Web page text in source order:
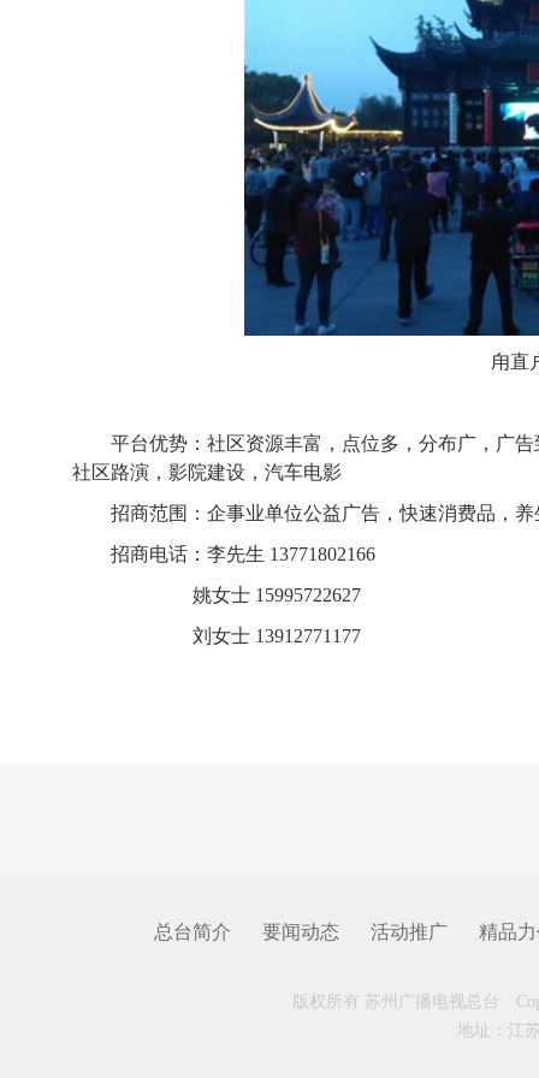
甪直
平台优势：社区资源丰富，点位多，分布广，广
社区路演，影院建设，汽车电影
招商范围：企事业单位公益广告，快速消费品，
招商电话：李先生 13771802166
姚女士 15995722627
刘女士 13912771177
总台简介 要闻动态 活动推广 精品
版权所有 苏州广播电视总台
地址：江